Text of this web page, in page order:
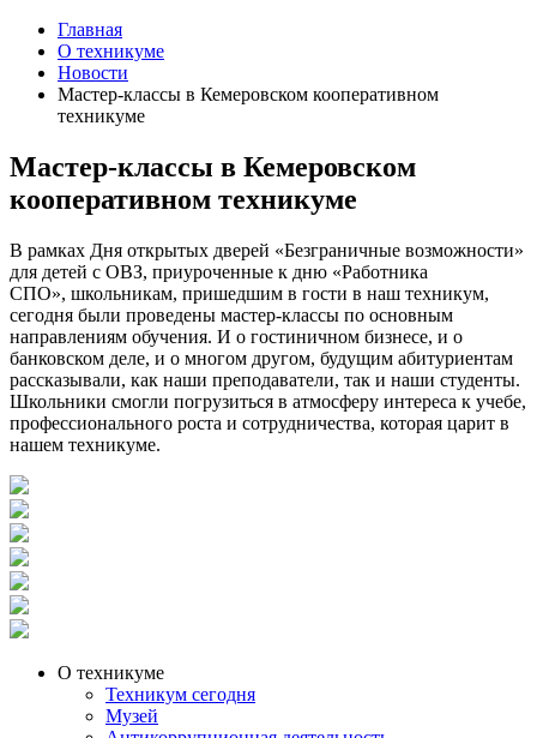
Главная
О техникуме
Новости
Мастер-классы в Кемеровском кооперативном
техникуме
Мастер-классы в Кемеровском
кооперативном техникуме
В рамках Дня открытых дверей «Безграничные возможности»
для детей с ОВЗ, приуроченные к дню «Работника
СПО», школьникам, пришедшим в гости в наш техникум,
сегодня были проведены мастер-классы по основным
направлениям обучения. И о гостиничном бизнесе, и о
банковском деле, и о многом другом, будущим абитуриентам
рассказывали, как наши преподаватели, так и наши студенты.
Школьники смогли погрузиться в атмосферу интереса к учебе,
профессионального роста и сотрудничества, которая царит в
нашем техникуме.
О техникуме
Техникум сегодня
Музей